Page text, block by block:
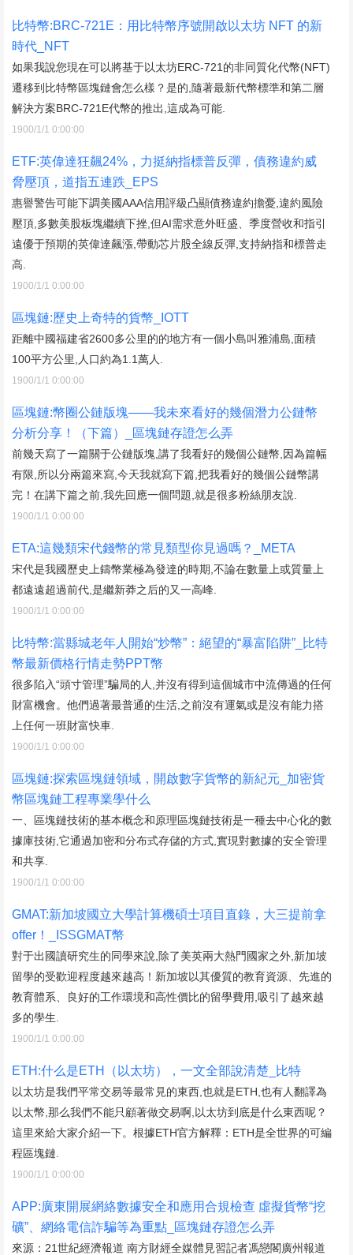
比特幣:BRC-721E：用比特幣序號開啟以太坊 NFT 的新
時代_NFT
如果我說您現在可以將基于以太坊ERC-721的非同質化代幣(NFT)
遷移到比特幣區塊鏈會怎么樣？是的,隨著最新代幣標準和第二層
解決方案BRC-721E代幣的推出,這成為可能.
1900/1/1 0:00:00
ETF:英偉達狂飆24%，力挺納指標普反彈，債務違約威
脅壓頂，道指五連跌_EPS
惠譽警告可能下調美國AAA信用評級凸顯債務違約擔憂,違約風險
壓頂,多數美股板塊繼續下挫,但AI需求意外旺盛、季度營收和指引
遠優于預期的英偉達飆漲,帶動芯片股全線反彈,支持納指和標普走
高.
1900/1/1 0:00:00
區塊鏈:歷史上奇特的貨幣_IOTT
距離中國福建省2600多公里的的地方有一個小島叫雅浦島,面積
100平方公里,人口約為1.1萬人.
1900/1/1 0:00:00
區塊鏈:幣圈公鏈版塊——我未來看好的幾個潛力公鏈幣
分析分享！（下篇）_區塊鏈存證怎么弄
前幾天寫了一篇關于公鏈版塊,講了我看好的幾個公鏈幣,因為篇幅
有限,所以分兩篇來寫,今天我就寫下篇,把我看好的幾個公鏈幣講
完！在講下篇之前,我先回應一個問題,就是很多粉絲朋友說.
1900/1/1 0:00:00
ETA:這幾類宋代錢幣的常見類型你見過嗎？_META
宋代是我國歷史上鑄幣業極為發達的時期,不論在數量上或質量上
都遠遠超過前代,是繼新莽之后的又一高峰.
1900/1/1 0:00:00
比特幣:當縣城老年人開始“炒幣”：絕望的“暴富陷阱”_比特
幣最新價格行情走勢PPT幣
很多陷入“頭寸管理”騙局的人,并沒有得到這個城市中流傳過的任何
財富機會。他們過著最普通的生活,之前沒有運氣或是沒有能力搭
上任何一班財富快車.
1900/1/1 0:00:00
區塊鏈:探索區塊鏈領域，開啟數字貨幣的新紀元_加密貨
幣區塊鏈工程專業學什么
一、區塊鏈技術的基本概念和原理區塊鏈技術是一種去中心化的數
據庫技術,它通過加密和分布式存儲的方式,實現對數據的安全管理
和共享.
1900/1/1 0:00:00
GMAT:新加坡國立大學計算機碩士項目直錄，大三提前拿
offer！_ISSGMAT幣
對于出國讀研究生的同學來說,除了美英兩大熱門國家之外,新加坡
留學的受歡迎程度越來越高！新加坡以其優質的教育資源、先進的
教育體系、良好的工作環境和高性價比的留學費用,吸引了越來越
多的學生.
1900/1/1 0:00:00
ETH:什么是ETH（以太坊），一文全部說清楚_比特
以太坊是我們平常交易等最常見的東西,也就是ETH,也有人翻譯為
以太幣,那么我們不能只顧著做交易啊,以太坊到底是什么東西呢？
這里來給大家介紹一下。根據ETH官方解釋：ETH是全世界的可編
程區塊鏈.
1900/1/1 0:00:00
APP:廣東開展網絡數據安全和應用合規檢查 虛擬貨幣“挖
礦”、網絡電信詐騙等為重點_區塊鏈存證怎么弄
來源：21世紀經濟報道 南方財經全媒體見習記者馮戀閣廣州報道